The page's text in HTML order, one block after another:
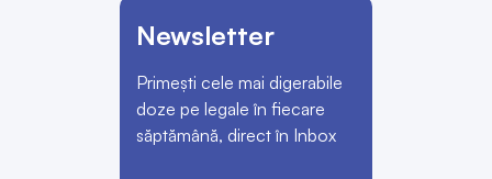
Newsletter
Primești cele mai digerabile
doze pe legale în fiecare
săptămână, direct în Inbox